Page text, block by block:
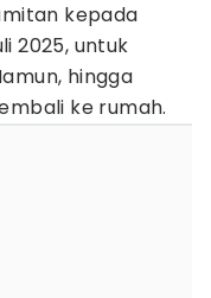
kepada
2025, untuk
hingga
ke rumah.